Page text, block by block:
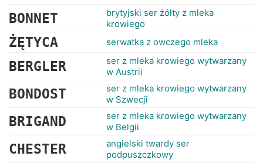
BONNET
brytyjski ser żółty z mleka
krowiego
ŻĘTYCA serwatka z owczego mleka
BERGLER
ser z mleka krowiego wytwarzany
w Austrii
BONDOST
ser z mleka krowiego wytwarzany
w Szwecji
BRIGAND
ser z mleka krowiego wytwarzany
w Belgii
CHESTER
angielski twardy ser
podpuszczkowy